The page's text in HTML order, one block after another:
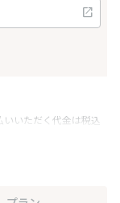
いただく代金は税込
となる場合がござい
に更新されます。最